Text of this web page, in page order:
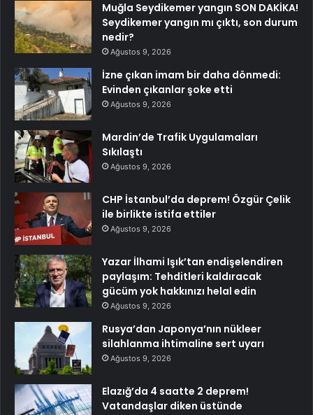
Muğla Seydikemer yangın SON DAKİKA!
Seydikemer yangın mı çıktı, son durum
nedir?
Ağustos 9, 2026
İzne çıkan imam bir daha dönmedi:
Evinden çıkanlar şoke etti
Ağustos 9, 2026
Mardin’de Trafik Uygulamaları
Sıkılaştı
Ağustos 9, 2026
CHP İstanbul’da deprem! Özgür Çelik
ile birlikte istifa ettiler
Ağustos 9, 2026
Yazar İlhami Işık’tan endişelendiren
paylaşım: Tehditleri kaldıracak
gücüm yok hakkınızı helal edin
Ağustos 9, 2026
Rusya’dan Japonya’nın nükleer
silahlanma ihtimaline sert uyarı
Ağustos 9, 2026
Elazığ’da 4 saatte 2 deprem!
Vatandaşlar diken üstünde